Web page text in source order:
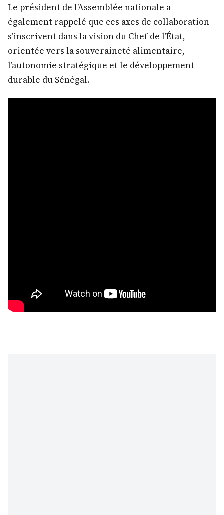
Le président de l’Assemblée nationale a
également rappelé que ces axes de collaboration
s’inscrivent dans la vision du Chef de l’État,
orientée vers la souveraineté alimentaire,
l’autonomie stratégique et le développement
durable du Sénégal.